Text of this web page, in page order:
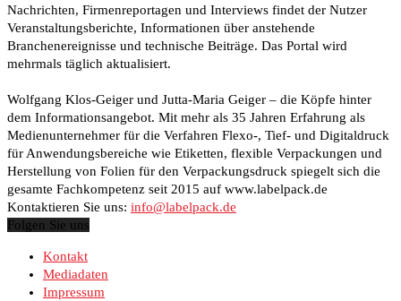
Nachrichten, Firmenreportagen und Interviews findet der Nutzer
Veranstaltungsberichte, Informationen über anstehende
Branchenereignisse und technische Beiträge. Das Portal wird
mehrmals täglich aktualisiert.
Wolfgang Klos-Geiger und Jutta-Maria Geiger – die Köpfe hinter
dem Informationsangebot. Mit mehr als 35 Jahren Erfahrung als
Medienunternehmer für die Verfahren Flexo-, Tief- und Digitaldruck
für Anwendungsbereiche wie Etiketten, flexible Verpackungen und
Herstellung von Folien für den Verpackungsdruck spiegelt sich die
gesamte Fachkompetenz seit 2015 auf www.labelpack.de
Kontaktieren Sie uns: info@labelpack.de
Folgen Sie uns
Kontakt
Mediadaten
Impressum